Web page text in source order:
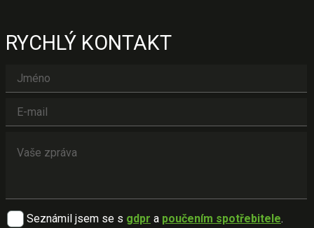
RYCHLÝ KONTAKT
Seznámil jsem se s gdpr a poučením spotřebitele.